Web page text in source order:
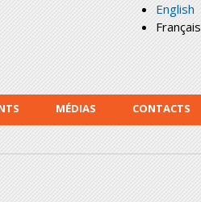
English
Français
MÉDIAS
CONTACTS